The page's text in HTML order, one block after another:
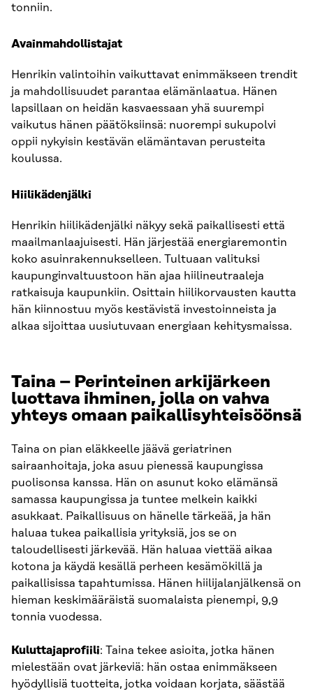
tonniin.
Avainmahdollistajat
Henrikin valintoihin vaikuttavat enimmäkseen trendit
ja mahdollisuudet parantaa elämänlaatua. Hänen
lapsillaan on heidän kasvaessaan yhä suurempi
vaikutus hänen päätöksiinsä: nuorempi sukupolvi
oppii nykyisin kestävän elämäntavan perusteita
koulussa.
Hiilikädenjälki
Henrikin hiilikädenjälki näkyy sekä paikallisesti että
maailmanlaajuisesti. Hän järjestää energiaremontin
koko asuinrakennukselleen. Tultuaan valituksi
kaupunginvaltuustoon hän ajaa hiilineutraaleja
ratkaisuja kaupunkiin. Osittain hiilikorvausten kautta
hän kiinnostuu myös kestävistä investoinneista ja
alkaa sijoittaa uusiutuvaan energiaan kehitysmaissa.
Taina – Perinteinen arkijärkeen
luottava ihminen, jolla on vahva
yhteys omaan paikallisyhteisöönsä
Taina on pian eläkkeelle jäävä geriatrinen
sairaanhoitaja, joka asuu pienessä kaupungissa
puolisonsa kanssa. Hän on asunut koko elämänsä
samassa kaupungissa ja tuntee melkein kaikki
asukkaat. Paikallisuus on hänelle tärkeää, ja hän
haluaa tukea paikallisia yrityksiä, jos se on
taloudellisesti järkevää. Hän haluaa viettää aikaa
kotona ja käydä kesällä perheen kesämökillä ja
paikallisissa tapahtumissa. Hänen hiilijalanjälkensä on
hieman keskimääräistä suomalaista pienempi, 9,9
tonnia vuodessa.
Kuluttajaprofiili: Taina tekee asioita, jotka hänen
mielestään ovat järkeviä: hän ostaa enimmäkseen
hyödyllisiä tuotteita, jotka voidaan korjata, säästää